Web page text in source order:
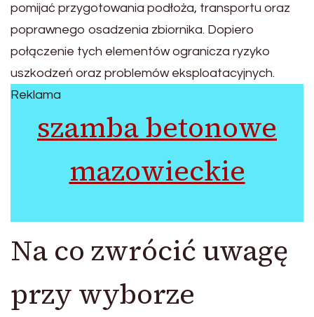
pomijać przygotowania podłoża, transportu oraz
poprawnego osadzenia zbiornika. Dopiero
połączenie tych elementów ogranicza ryzyko
uszkodzeń oraz problemów eksploatacyjnych.
Reklama
szamba betonowe
mazowieckie
Na co zwrócić uwagę
przy wyborze